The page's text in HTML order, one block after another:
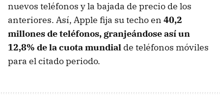
nuevos teléfonos y la bajada de precio de los
anteriores. Así, Apple fija su techo en 40,2
millones de teléfonos, granjeándose así un
12,8% de la cuota mundial de teléfonos móviles
para el citado periodo.